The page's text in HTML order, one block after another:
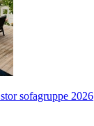
sofagruppe 2026